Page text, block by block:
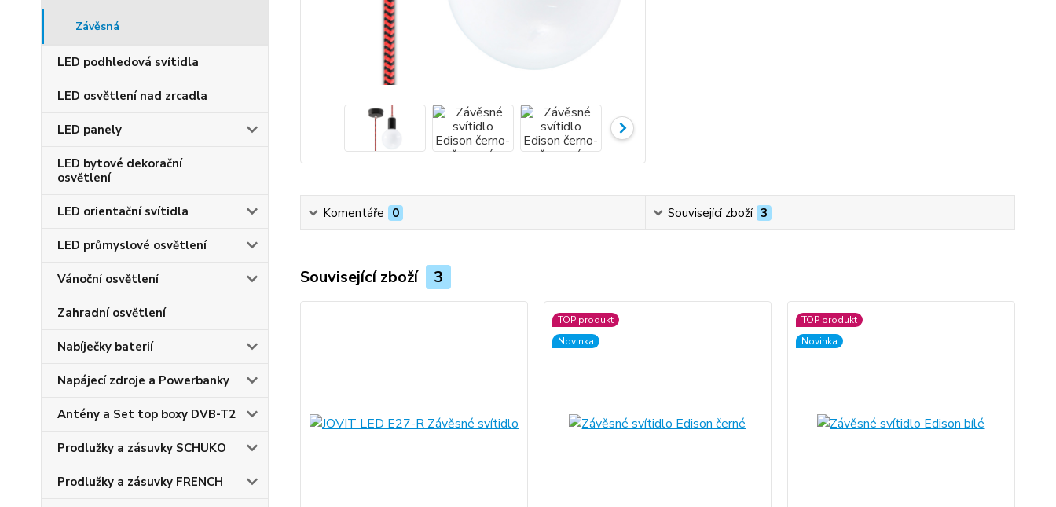
Závěsná
LED podhledová svítidla
LED osvětlení nad zrcadla
LED panely
LED bytové dekorační
osvětlení
LED orientační svítidla
LED průmyslové osvětlení
Vánoční osvětlení
Zahradní osvětlení
Nabíječky baterií
Napájecí zdroje a Powerbanky
Antény a Set top boxy DVB-T2
Prodlužky a zásuvky SCHUKO
Prodlužky a zásuvky FRENCH
Komentáře 0 Související zboží 3
Související zboží 3
TOP produkt
Novinka
TOP produkt
Novinka